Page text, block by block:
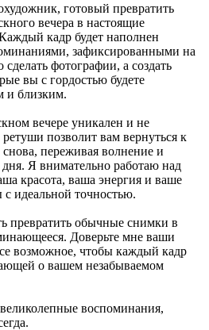
готовый превратить
вечера в настоящие
кадр будет наполнен
зафиксированными на
фотографии, а создать
вы с гордостью будете
и близким.
вечере уникален и не
позволит вам вернуться к
переживая волнение и
дня. Я внимательно работаю над
красота, ваша энергия и ваше
с идеальной точностью.
превратить обычные снимки в
Доверьте мне ваши
возможное, чтобы каждый кадр
о вашем незабываемом
воспоминания,